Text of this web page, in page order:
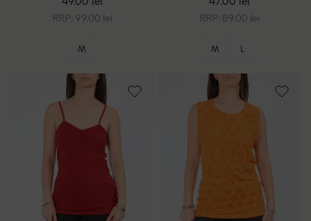
RRP: 99.00 lei
M
RRP: 89.00 lei
M L